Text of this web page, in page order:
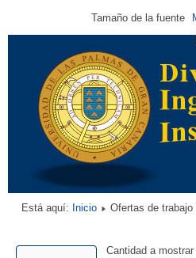
Tamaño de la fuente
Está aquí: Inicio Ofertas de trabajo
Cantidad a